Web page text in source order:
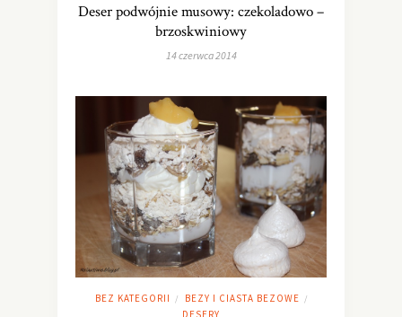
Deser podwójnie musowy: czekoladowo –
brzoskwiniowy
14 czerwca 2014
BEZ KATEGORII / BEZY I CIASTA BEZOWE /
DESERY